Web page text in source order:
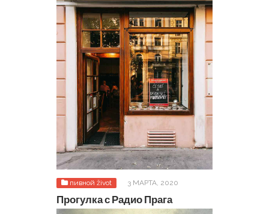
пивной život 3 МАРТА, 2020
Прогулка с Радио Прага